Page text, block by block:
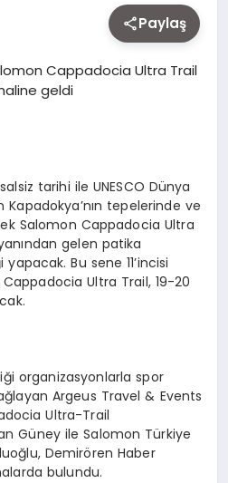
Paylaş
tarihi ile UNESCO Dünya
Kapadokya’nın tepelerinde ve
Salomon Cappadocia Ultra
gelen patika
Bu sene 11’incisi
Ultra Trail, 19-20
organizasyonlarla spor
Argeus Travel & Events
Ultra-Trail
Güney ile Salomon Türkiye
Demirören Haber
bulundu.